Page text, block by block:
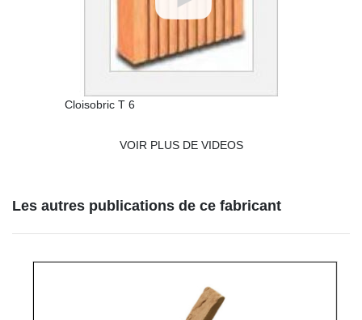
Cloisobric T 6
VOIR PLUS DE VIDEOS
Les autres publications de ce fabricant